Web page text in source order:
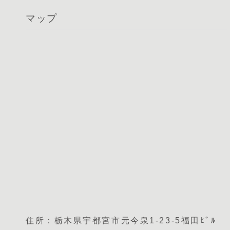
マップ
住所：栃木県宇都宮市元今泉1-23-5福田ﾋﾞﾙ